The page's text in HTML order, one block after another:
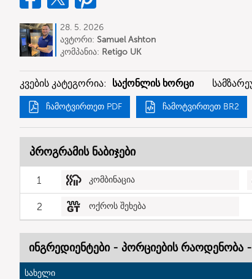
28. 5. 2026
ავტორი: Samuel Ashton
კომპანია: Retigo UK
კვების კატეგორია: საქონლის ხორცი
ჩამოტვირთეთ PDF ჩამოტვირთეთ BR2
პროგრამის ნაბიჯები
1 კომბინაცია
2 ოქროს შეხება
ინგრედიენტები - პორციების რაოდენობა
სახელი